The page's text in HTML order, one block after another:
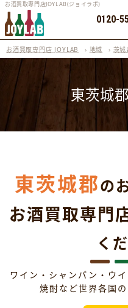
お酒買取専門店JOYLAB(ジョイラボ)
0120-
お酒買取専門店 JOYLAB › 地域 › 茨城
東茨城
東茨城郡の
お酒買取専門
く
ワイン・シャンパン・ウ
焼酎など世界各国